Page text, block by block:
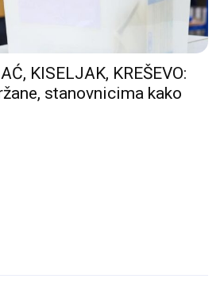
KISELJAK, KREŠEVO:
stanovnicima kako